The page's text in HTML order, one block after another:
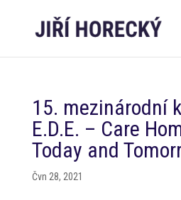
15. mezinárodní
E.D.E. – Care
Today and
Čvn 28, 2021